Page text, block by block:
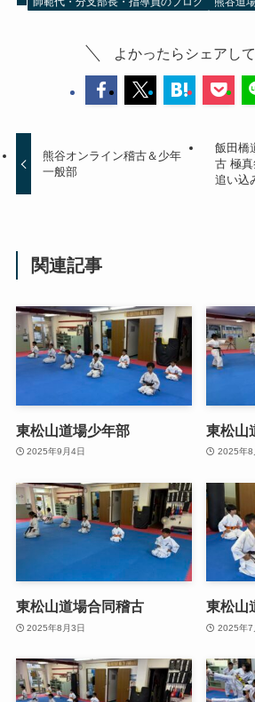
よかったらシェアして
熊谷オンライン稽古＆少年
一般部
飯田橋
古 極
追い込
関連記事
東松山道場少年部
2025年9月4日
東松山
2025年8
東松山道場合同稽古
2025年8月3日
東松山
2025年7